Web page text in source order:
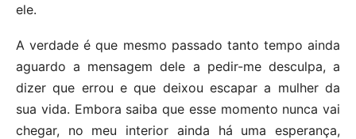
ele.
A verdade é que mesmo passado tanto tempo ainda
aguardo a mensagem dele a pedir-me desculpa, a
dizer que errou e que deixou escapar a mulher da
sua vida. Embora saiba que esse momento nunca vai
chegar, no meu interior ainda há uma esperança,